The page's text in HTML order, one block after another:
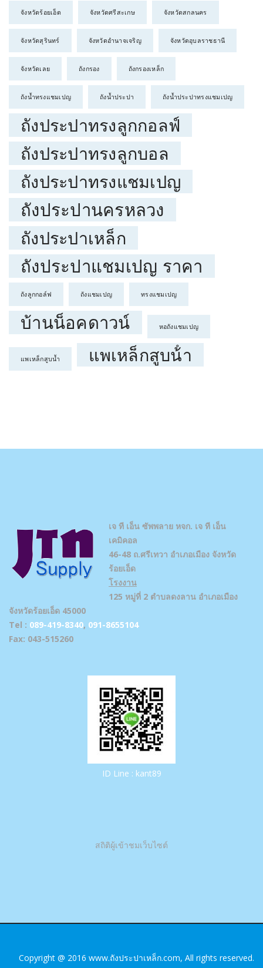
จังหวัดร้อยเอ็ด จังหวัดศรีสะเกษ จังหวัดสกลนคร
จังหวัดสุรินทร์ จังหวัดอำนาจเจริญ จังหวัดอุบลราชธานี
จังหวัดเลย ถังกรอง ถังกรองเหล็ก
ถังน้ำทรงแชมเปญ ถังน้ำประปา ถังน้ำประปาทรงแชมเปญ
ถังประปาทรงลูกกอลฟ์
ถังประปาทรงลูกบอล
ถังประปาทรงแชมเปญ
ถังประปานครหลวง
ถังประปาเหล็ก
ถังประปาแชมเปญ ราคา
ถังลูกกอล์ฟ ถังแชมเปญ ทรงแชมเปญ
บ้านน็อคดาวน์ หอถังแชมเปญ
แพเหล็กสูบน้ำ แพเหล็กสูบน้ํา
เจ ที เอ็น ซัพพลาย หจก. เจ ที เอ็น
เคมิคอล
46-48 ถ.ศรีเทวา อำเภอเมือง จังหวัด
ร้อยเอ็ด
โรงงาน
125 หมู่ที่ 2 ตำบลดงลาน อำเภอเมือง
จังหวัดร้อยเอ็ด 45000
Tel : 089-419-8340, 091-8655104
Fax: 043-515260
ID Line : kant89
สถิติผู้เข้าชมเว็บไซต์
Copyright @ 2016 www.ถังประปาเหล็ก.com, All rights reserved.